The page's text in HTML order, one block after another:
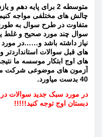
متوسطه 2 برای پایه
چالش های مختلفی مواجه
سوال چند مورد صحیح و غلط
نیاز داشته باشد و……در
های قبل سوالات
های اوج ابتکار موسسه ما
آزمون های موضوعی شرکت
40 بدست میاورد.
در مورد سبک جدید سوالات در
دبستان اوج توجه کنید!!!!!